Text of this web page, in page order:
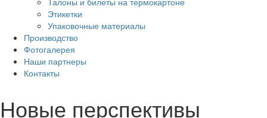
Этикетки
Упаковочные материалы
Производство
Фотогалерея
Наши партнеры
Контакты
Новые перспективы